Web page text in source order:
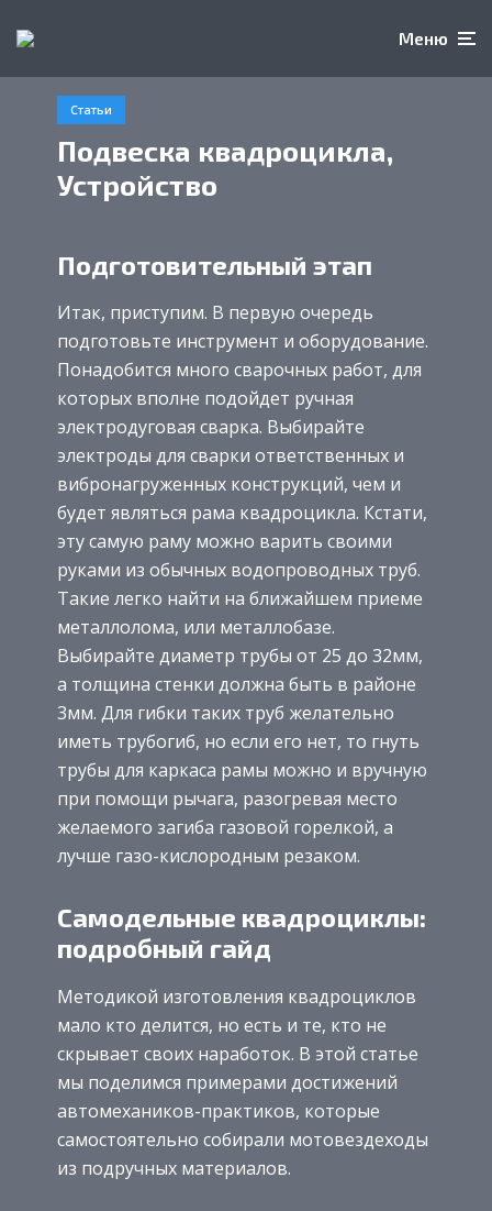
Меню
Статьи
Подвеска квадроцикла,
Устройство
Подготовительный этап
Итак, приступим. В первую очередь
подготовьте инструмент и оборудование.
Понадобится много сварочных работ, для
которых вполне подойдет ручная
электродуговая сварка. Выбирайте
электроды для сварки ответственных и
вибронагруженных конструкций, чем и
будет являться рама квадроцикла. Кстати,
эту самую раму можно варить своими
руками из обычных водопроводных труб.
Такие легко найти на ближайшем приеме
металлолома, или металлобазе.
Выбирайте диаметр трубы от 25 до 32мм,
а толщина стенки должна быть в районе
3мм. Для гибки таких труб желательно
иметь трубогиб, но если его нет, то гнуть
трубы для каркаса рамы можно и вручную
при помощи рычага, разогревая место
желаемого загиба газовой горелкой, а
лучше газо-кислородным резаком.
Самодельные квадроциклы:
подробный гайд
Методикой изготовления квадроциклов
мало кто делится, но есть и те, кто не
скрывает своих наработок. В этой статье
мы поделимся примерами достижений
автомехаников-практиков, которые
самостоятельно собирали мотовездеходы
из подручных материалов.